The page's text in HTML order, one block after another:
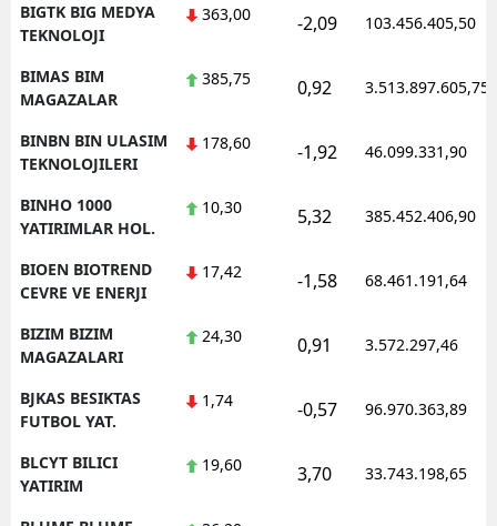
BIGTK BIG MEDYA
TEKNOLOJI
363,00 -2,09 103.456.405,50
BIMAS BIM
MAGAZALAR
385,75 0,92 3.513.897.605,75
BINBN BIN ULASIM
TEKNOLOJILERI
178,60 -1,92 46.099.331,90
BINHO 1000
YATIRIMLAR HOL.
10,30 5,32 385.452.406,90
BIOEN BIOTREND
CEVRE VE ENERJI
17,42 -1,58 68.461.191,64
BIZIM BIZIM
MAGAZALARI
24,30 0,91 3.572.297,46
BJKAS BESIKTAS
FUTBOL YAT.
1,74 -0,57 96.970.363,89
BLCYT BILICI
YATIRIM
19,60 3,70 33.743.198,65